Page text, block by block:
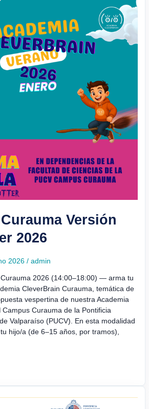
Versión
2026
2026 /admin
2026 (14:00–18:00) — arma tu
CleverBrain Curauma, temática de
vespertina de nuestra Academia
Curauma de la Pontificia
Valparaíso (PUCV). En esta modalidad
hijo/a (de 6–15 años, por tramos),